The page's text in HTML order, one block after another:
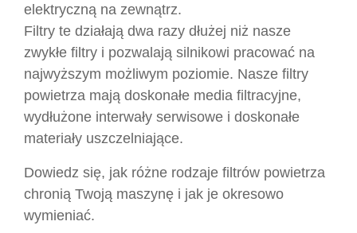
elektryczną na zewnątrz.
Filtry te działają dwa razy dłużej niż nasze
zwykłe filtry i pozwalają silnikowi pracować na
najwyższym możliwym poziomie. Nasze filtry
powietrza mają doskonałe media filtracyjne,
wydłużone interwały serwisowe i doskonałe
materiały uszczelniające.
Dowiedz się, jak różne rodzaje filtrów powietrza
chronią Twoją maszynę i jak je okresowo
wymieniać.